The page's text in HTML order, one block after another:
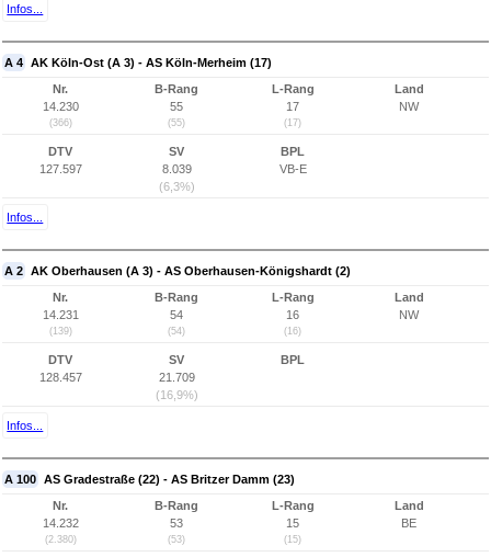
Infos...
A 4 AK Köln-Ost (A 3) - AS Köln-Merheim (17)
Nr.
14.230
(366)
B-Rang
55
(55)
L-Rang
17
(17)
Land
NW
DTV
127.597
SV
8.039
(6,3%)
BPL
VB-E
Infos...
A 2 AK Oberhausen (A 3) - AS Oberhausen-Königshardt (2)
Nr.
14.231
(139)
B-Rang
54
(54)
L-Rang
16
(16)
Land
NW
DTV
128.457
SV
21.709
(16,9%)
BPL
Infos...
A 100 AS Gradestraße (22) - AS Britzer Damm (23)
Nr.
14.232
(2.380)
B-Rang
53
(53)
L-Rang
15
(15)
Land
BE